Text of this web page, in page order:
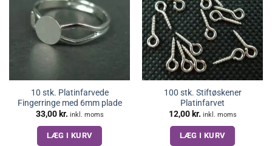
10 stk. Platinfarvede
Fingerringe med 6mm plade
33,00 kr. inkl. moms
LÆG I KURV
100 stk. Stiftøskener
Platinfarvet
12,00 kr. inkl. moms
LÆG I KURV